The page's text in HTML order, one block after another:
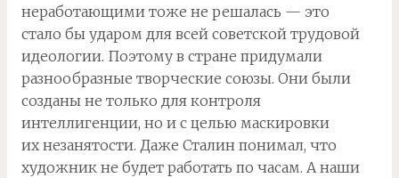
неработающими тоже не решалась — это
стало бы ударом для всей советской трудовой
идеологии. Поэтому в стране придумали
разнообразные творческие союзы. Они были
созданы не только для контроля
интеллигенции, но и с целью маскировки
их незанятости. Даже Сталин понимал, что
художник не будет работать по часам. А наши